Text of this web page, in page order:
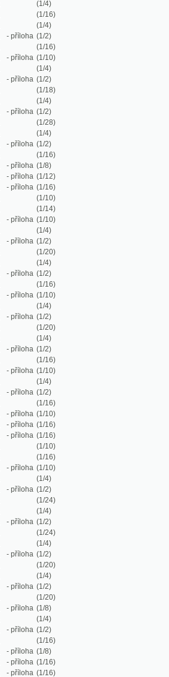
(1/4)
(1/16)
(1/8)
(1/16)
(1/10)
(1/20)
(1/2)
(1/16)
(1/10)
(1/4)
(1/4)
(1/16)
(1/2)
(1/16)
(1/16)
(1/10)
(1/4)
(1/24)
(1/2)
(1/24)
(1/2)
(1/20)
(1/4)
(1/8)
(1/2)
(1/16)
(1/16)
(1/8)
(1/24)
(1/2)
(1/16)
(1/4)
(1/18)
(1/4)
(1/2)